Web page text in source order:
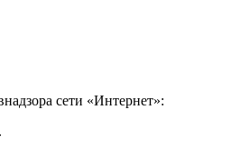
сети «Интернет»: